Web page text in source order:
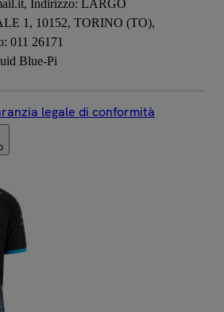
Indirizzo: LARGO
1, 10152, TORINO (TO),
011 26171
Blue-Pi
legale di conformità